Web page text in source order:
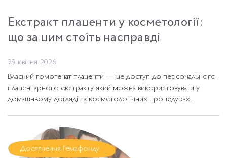
Екстракт плаценти у косметології:
що за цим стоїть насправді
29 квітня 2026
Власний гомогенат плаценти — це доступ до персонального
плацентарного екстракту, який можна використовувати у
домашньому догляді та косметологічних процедурах.
Досягнення Гемафонду